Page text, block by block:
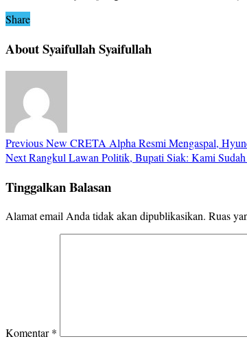
Share
About Syaifullah Syaifullah
PreviousNew CRETA Alpha Resmi Mengaspal,
NextRangkul Lawan Politik, Bupati Siak: Kami
Tinggalkan Balasan
Alamat email Anda tidak akan dipublikasikan. Ruas
Komentar*